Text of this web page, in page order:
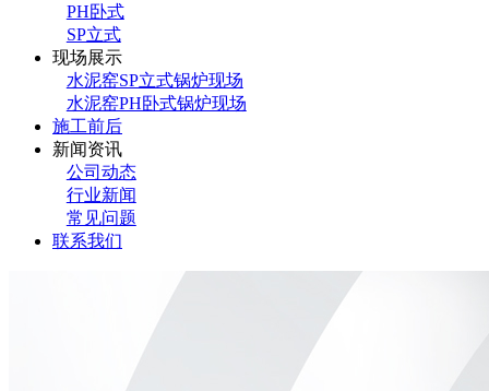
PH卧式
SP立式
现场展示
水泥窑SP立式锅炉现场
水泥窑PH卧式锅炉现场
施工前后
新闻资讯
公司动态
行业新闻
常见问题
联系我们